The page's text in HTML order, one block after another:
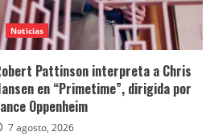
Noticias
Pattinson interpreta a Chris
en “Primetime”, dirigida por
Oppenheim
7 agosto, 2026